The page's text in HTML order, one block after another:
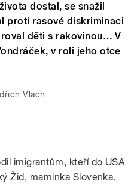
dostal, se snažil
proti rasové diskriminaci
děti s rakovinou… V
v roli jeho otce
Vlach
imigrantům, kteří do USA
Žid, maminka Slovenka.